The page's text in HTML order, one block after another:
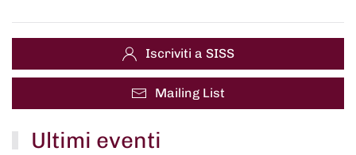
Iscriviti a SISS
Mailing List
Ultimi eventi